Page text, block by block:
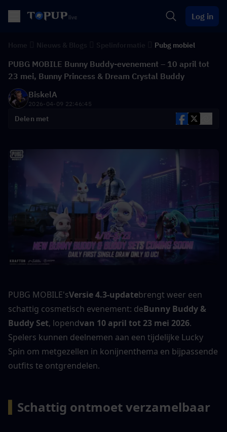
Log in
Pubg mobiel
PUBG MOBILE Bunny Buddy-evenement – 10 april tot
23 mei, Bunny Princess & Dream Crystal Buddy
BiskelA
2026-04-09 22:46:45
Delen met
PUBG MOBILE'sVersie 4.3-updatebrengt weer een
schattig cosmetisch evenement: deBunny Buddy &
Buddy Set, lopendvan 10 april tot 23 mei 2026.
Spelers kunnen deelnemen aan een tijdelijke Lucky
Spin om metgezellen in konijnenthema en bijpassende
outfits te ontgrendelen.
Schattig ontmoet verzamelbaar